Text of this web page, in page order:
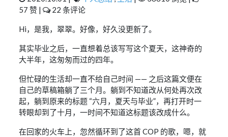
57 赞 |
22 条评论
Hi，是我，翠翠。好像，好久没更新了。
其实毕业之后，一直想着总该写写这个夏天，这神奇的
大半年，这匆匆而过的四年。
但忙碌的生活却一直不给自己时间 —— 之后这篇文便在
自己的草稿箱躺了三个月。躺到不知道改从何处再次改
起，躺到原来的标题 “六月，夏天与毕业”，再打开时一
转眼却到了十月，一时间不知道这标题该改成什么。
在回家的火车上，忽然循环到了这首 COP 的歌，嗯，就